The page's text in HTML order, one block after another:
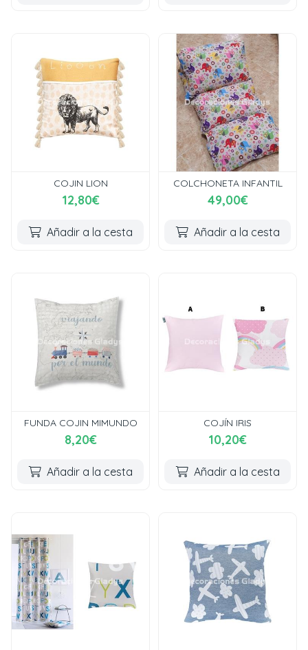
COJIN LION
12,80€
Añadir a la cesta
COLCHONETA INFANTIL
49,00€
Añadir a la cesta
FUNDA COJIN MIMUNDO
8,20€
Añadir a la cesta
COJÍN IRIS
10,20€
Añadir a la cesta